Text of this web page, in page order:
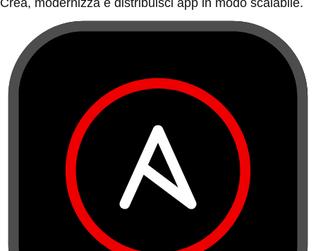
Crea, modernizza e distribuisci app in modo scalabile.